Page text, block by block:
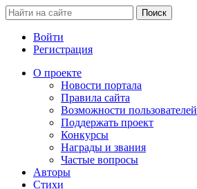
Войти
Регистрация
О проекте
Новости портала
Правила сайта
Возможности пользователей
Поддержать проект
Конкурсы
Награды и звания
Частые вопросы
Авторы
Стихи